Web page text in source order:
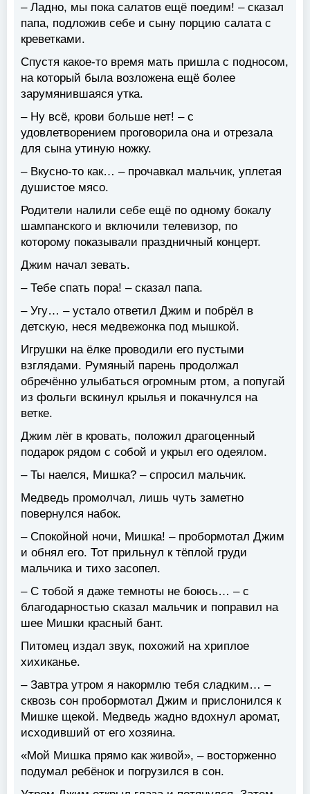
– Ладно, мы пока салатов ещё поедим! – сказал
папа, подложив себе и сыну порцию салата с
креветками.
Спустя какое-то время мать пришла с подносом,
на который была возложена ещё более
зарумянившаяся утка.
– Ну всё, крови больше нет! – с
удовлетворением проговорила она и отрезала
для сына утиную ножку.
– Вкусно-то как… – прочавкал мальчик, уплетая
душистое мясо.
Родители налили себе ещё по одному бокалу
шампанского и включили телевизор, по
которому показывали праздничный концерт.
Джим начал зевать.
– Тебе спать пора! – сказал папа.
– Угу… – устало ответил Джим и побрёл в
детскую, неся медвежонка под мышкой.
Игрушки на ёлке проводили его пустыми
взглядами. Румяный парень продолжал
обречённо улыбаться огромным ртом, а попугай
из фольги вскинул крылья и покачнулся на
ветке.
Джим лёг в кровать, положил драгоценный
подарок рядом с собой и укрыл его одеялом.
– Ты наелся, Мишка? – спросил мальчик.
Медведь промолчал, лишь чуть заметно
повернулся набок.
– Спокойной ночи, Мишка! – пробормотал Джим
и обнял его. Тот прильнул к тёплой груди
мальчика и тихо засопел.
– С тобой я даже темноты не боюсь… – с
благодарностью сказал мальчик и поправил на
шее Мишки красный бант.
Питомец издал звук, похожий на хриплое
хихиканье.
– Завтра утром я накормлю тебя сладким… –
сквозь сон пробормотал Джим и прислонился к
Мишке щекой. Медведь жадно вдохнул аромат,
исходивший от его хозяина.
«Мой Мишка прямо как живой», – восторженно
подумал ребёнок и погрузился в сон.